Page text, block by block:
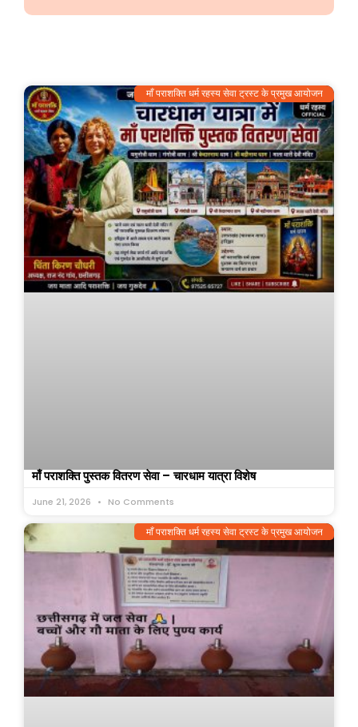
माँ पराशक्ति धर्म रहस्य सेवा ट्रस्ट के प्रमुख आयोजन
माँ पराशक्ति पुस्तक वितरण सेवा – चारधाम यात्रा विशेष
June 21, 2026 No Comments
माँ पराशक्ति धर्म रहस्य सेवा ट्रस्ट के प्रमुख आयोजन